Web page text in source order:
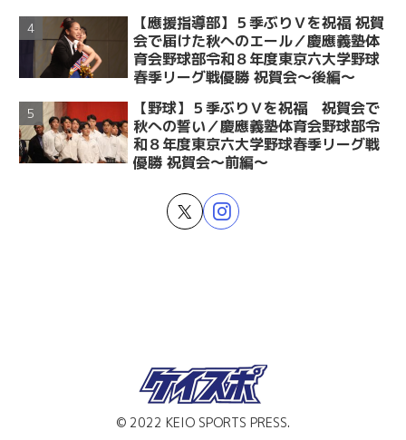
【應援指導部】５季ぶりＶを祝福 祝賀
会で届けた秋へのエール／慶應義塾体
育会野球部令和８年度東京六大学野球
春季リーグ戦優勝 祝賀会～後編～
【野球】５季ぶりＶを祝福 祝賀会で
秋への誓い／慶應義塾体育会野球部令
和８年度東京六大学野球春季リーグ戦
優勝 祝賀会～前編～
© 2022 KEIO SPORTS PRESS.